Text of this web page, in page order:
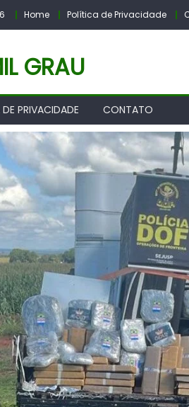
Home Política de Privacidade
GRAU
PRIVACIDADE CONTATO